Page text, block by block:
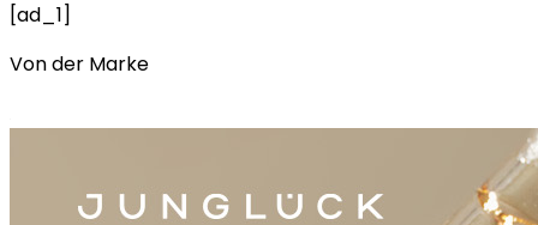
[ad_1]
Von der Marke